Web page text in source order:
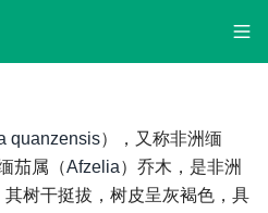
quanzensis），又称非洲缅
茄属（Afzelia）乔木，是非洲
树干挺拔，树皮呈灰褐色，具